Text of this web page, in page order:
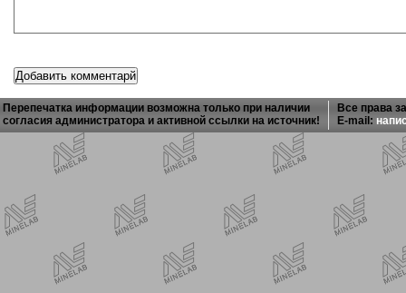
Перепечатка информации возможна только при наличии
согласия администратора и активной ссылки на источник!
Все права
E-mail: